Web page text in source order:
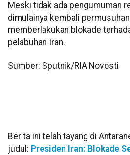
Meski tidak ada pengumuman
dimulainya kembali
memberlakukan blokade
pelabuhan Iran.
Sumber: Sputnik/RIA Novosti
Berita ini telah tayang di
judul: Presiden Iran: Blokade